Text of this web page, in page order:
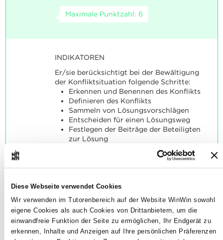
Diese Webseite verwendet Cookies
Wir verwenden im Tutorenbereich auf der Website WinWin sowohl
eigene Cookies als auch Cookies von Drittanbietern, um die
einwandfreie Funktion der Seite zu ermöglichen, Ihr Endgerät zu
erkennen, Inhalte und Anzeigen auf Ihre persönlichen Präferenzen
Maximale Punktzahl: 6
INDIKATOREN
Er/sie berücksichtigt bei der Bewältigung
der Konfliktsituation folgende Schritte:
Erkennen und Benennen des Konflikts
Definieren des Konflikts
Sammeln von Lösungsvorschlägen
Entscheiden für einen Lösungsweg
Festlegen der Beiträge der Beteiligten
zur Lösung
Bei der Bewältigung der Konfliktsituation
sind die angewandten Schritte passend
gewählt und nachvollziehbar.
Die Lösungsvarianten sind mehrheitlich